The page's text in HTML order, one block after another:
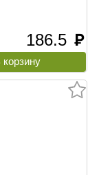
186.5 руб